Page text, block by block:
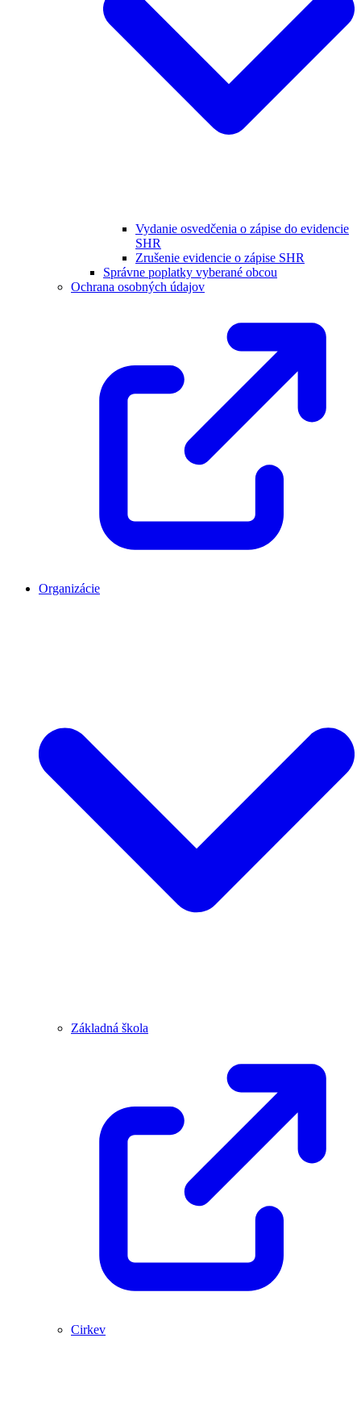
Vydanie osvedčenia o zápise do evidencie
SHR
Zrušenie evidencie o zápise SHR
Správne poplatky vyberané obcou
Ochrana osobných údajov
Organizácie
Základná škola
Cirkev